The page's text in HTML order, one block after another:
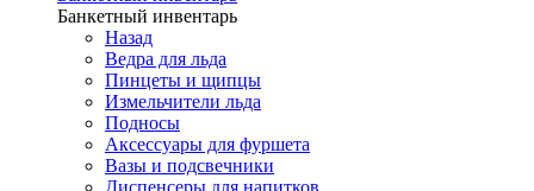
Банкетный инвентарь
Назад
Ведра для льда
Пинцеты и щипцы
Измельчители льда
Подносы
Аксессуары для фуршета
Вазы и подсвечники
Диспенсеры для напитков